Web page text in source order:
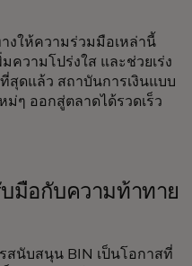
งให้ความร่วมมือเหล่านี้
ความโปร่งใส และช่วยเร่ง
สุดแล้ว สถาบันการเงินแบบ
ๆ ออกสู่ตลาดได้รวดเร็ว
มือกับความท้าทาย
สนับสนุน BIN เป็นโอกาสที่